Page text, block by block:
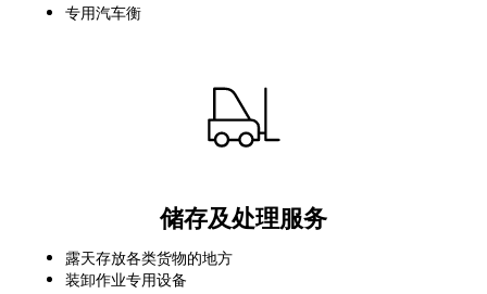
专用汽车衡
储存及处理服务
露天存放各类货物的地方
装卸作业专用设备